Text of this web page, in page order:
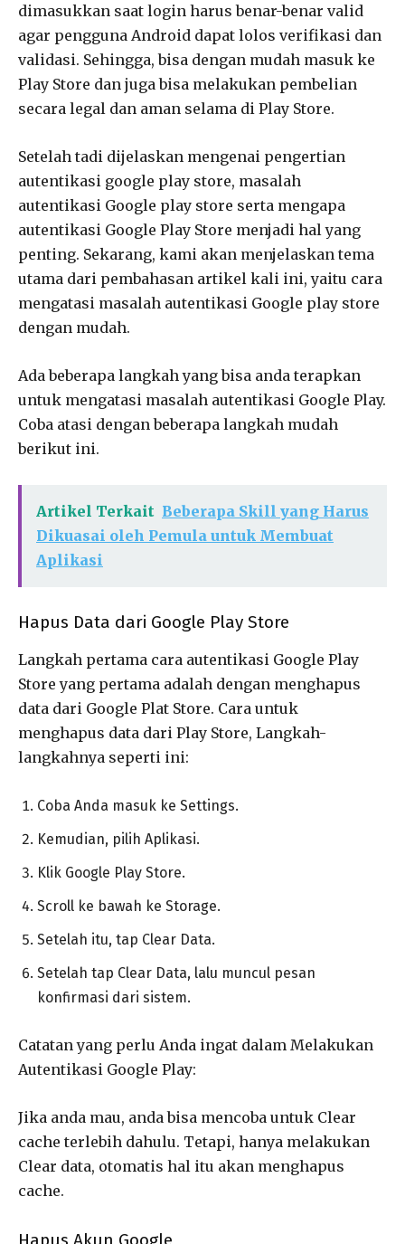
dimasukkan saat login harus benar-benar valid
agar pengguna Android dapat lolos verifikasi dan
validasi. Sehingga, bisa dengan mudah masuk ke
Play Store dan juga bisa melakukan pembelian
secara legal dan aman selama di Play Store.
Setelah tadi dijelaskan mengenai pengertian
autentikasi google play store, masalah
autentikasi Google play store serta mengapa
autentikasi Google Play Store menjadi hal yang
penting. Sekarang, kami akan menjelaskan tema
utama dari pembahasan artikel kali ini, yaitu cara
mengatasi masalah autentikasi Google play store
dengan mudah.
Ada beberapa langkah yang bisa anda terapkan
untuk mengatasi masalah autentikasi Google Play.
Coba atasi dengan beberapa langkah mudah
berikut ini.
Artikel Terkait Beberapa Skill yang Harus
Dikuasai oleh Pemula untuk Membuat
Aplikasi
Hapus Data dari Google Play Store
Langkah pertama cara autentikasi Google Play
Store yang pertama adalah dengan menghapus
data dari Google Plat Store. Cara untuk
menghapus data dari Play Store, Langkah-
langkahnya seperti ini:
Coba Anda masuk ke Settings.
Kemudian, pilih Aplikasi.
Klik Google Play Store.
Scroll ke bawah ke Storage.
Setelah itu, tap Clear Data.
Setelah tap Clear Data, lalu muncul pesan
konfirmasi dari sistem.
Catatan yang perlu Anda ingat dalam Melakukan
Autentikasi Google Play:
Jika anda mau, anda bisa mencoba untuk Clear
cache terlebih dahulu. Tetapi, hanya melakukan
Clear data, otomatis hal itu akan menghapus
cache.
Hapus Akun Google